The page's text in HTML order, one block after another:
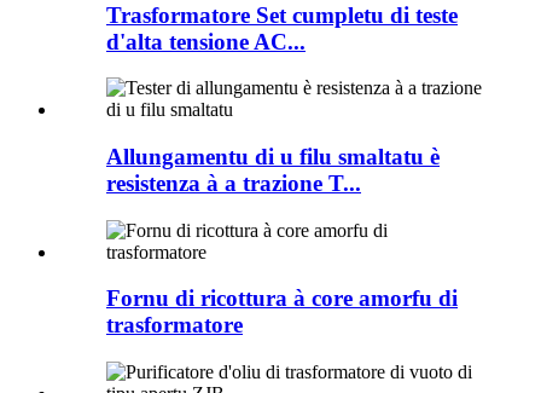
Trasformatore Set cumpletu di teste
d'alta tensione AC...
Allungamentu di u filu smaltatu è
resistenza à a trazione T...
Fornu di ricottura à core amorfu di
trasformatore